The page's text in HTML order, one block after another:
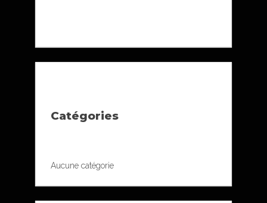
Catégories
Aucune catégorie